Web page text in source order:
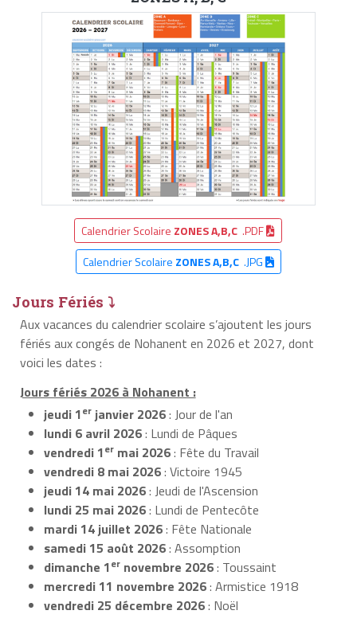
Calendrier Scolaire ZONES A,B,C .PDF
Calendrier Scolaire ZONES A,B,C.JPG
Jours Fériés ⤵
Aux vacances du calendrier scolaire s’ajoutent les jours
fériés aux congés de Nohanent en 2026 et 2027, dont
voici les dates :
Jours fériés 2026 à Nohanent :
jeudi 1er janvier 2026: Jour de l'an
lundi 6 avril 2026: Lundi de Pâques
vendredi 1er mai 2026: Fête du Travail
vendredi 8 mai 2026: Victoire 1945
jeudi 14 mai 2026: Jeudi de l'Ascension
lundi 25 mai 2026: Lundi de Pentecôte
mardi 14 juillet 2026: Fête Nationale
samedi 15 août 2026: Assomption
dimanche 1er novembre 2026: Toussaint
mercredi 11 novembre 2026: Armistice 1918
vendredi 25 décembre 2026: Noël